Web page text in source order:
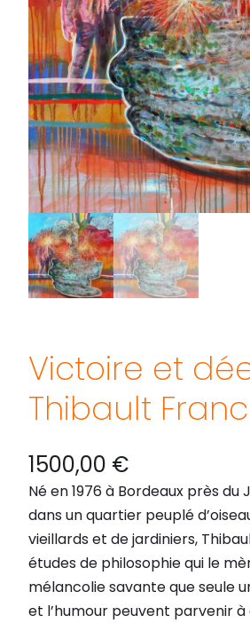
Victoire et
Thibault Franc
1500,00 €
Né en 1976 à Bordeaux près du
dans un quartier peuplé
vieillards et de jardiniers,
études de philosophie qui le
mélancolie savante que seule
et l’humour peuvent parvenir à